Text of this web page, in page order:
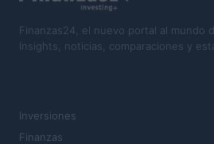
Finanzas24, el nuevo portal al mundo
Insights, noticias, comparaciones y
Inversiones
Finanzas